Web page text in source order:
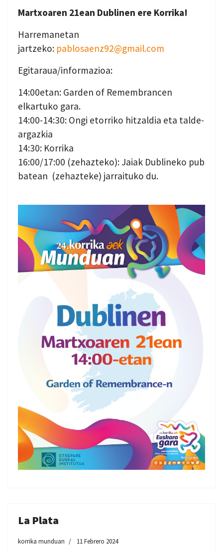
Martxoaren 21ean Dublinen ere Korrika!
Harremanetan
jartzeko: pablosaenz92@gmail.com
Egitaraua/informazioa:
14:00etan: Garden of Remembrancen
elkartuko gara.
14:00-14:30: Ongi etorriko hitzaldia eta talde-
argazkia
14:30: Korrika
16:00/17:00 (zehazteko): Jaiak Dublineko pub
batean (zehazteke) jarraituko du.
La Plata
korrika munduan 11 Febrero 2024